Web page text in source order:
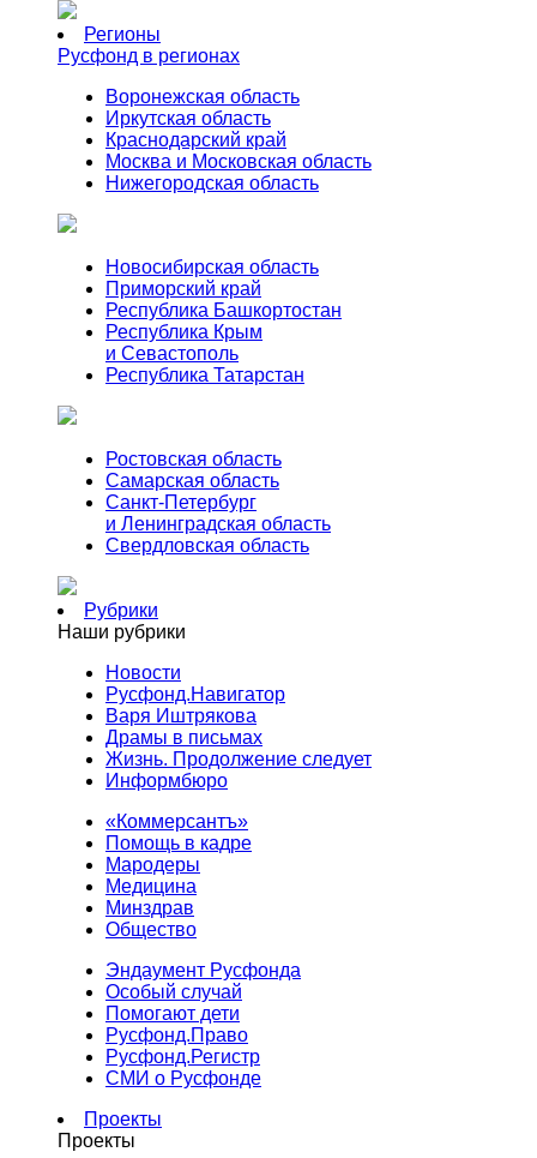
Регионы
Русфонд в регионах
Воронежская область
Иркутская область
Краснодарский край
Москва и Московская область
Нижегородская область
Новосибирская область
Приморский край
Республика Башкортостан
Республика Крым
и Севастополь
Республика Татарстан
Ростовская область
Самарская область
Санкт-Петербург
и Ленинградская область
Свердловская область
Рубрики
Наши рубрики
Новости
Русфонд.Навигатор
Варя Иштрякова
Драмы в письмах
Жизнь. Продолжение следует
Информбюро
«Коммерсантъ»
Помощь в кадре
Мародеры
Медицина
Минздрав
Общество
Эндаумент Русфонда
Особый случай
Помогают дети
Русфонд.Право
Русфонд.Регистр
СМИ о Русфонде
Проекты
Проекты